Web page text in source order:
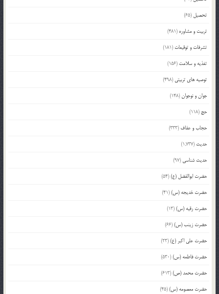
تحصیل (65)
تربیت و مشاوره (481)
تشرفات و توقیعات (181)
تغذیه و سلامت (156)
توصیه های تربیتی (498)
جوان و نوجوان (148)
حج (118)
حجاب و عفاف (333)
حدیث (1,737)
حدیث شناسی (97)
حضرت ابوالفضل (ع)(54)
حضرت خدیجه (س)(41)
حضرت رقیه (س)(13)
حضرت زینب (س)(66)
حضرت علی اکبر (ع)(23)
حضرت فاطمه (س)(530)
حضرت محمد (ص)(613)
حضرت معصومه (س)(45)